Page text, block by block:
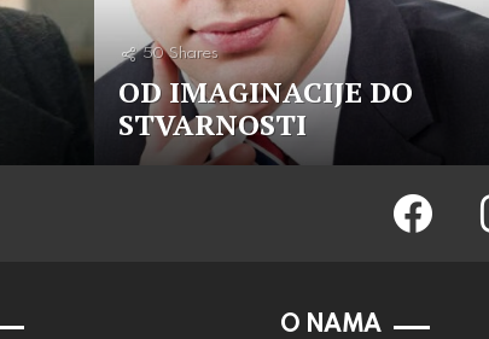
50 Shares
OD IMAGINACIJE DO
STVARNOSTI
facebook
O NAMA